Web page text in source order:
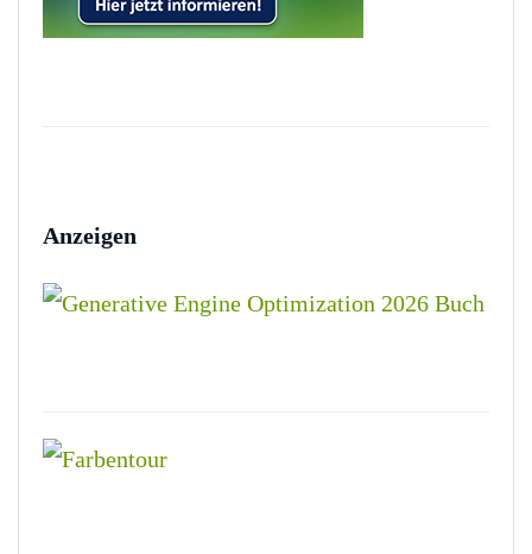
Anzeigen